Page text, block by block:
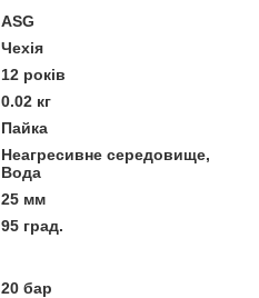
ASG
Чехія
12 років
0.02 кг
Пайка
Неагресивне середовище,
Вода
25 мм
95 град.
20 бар